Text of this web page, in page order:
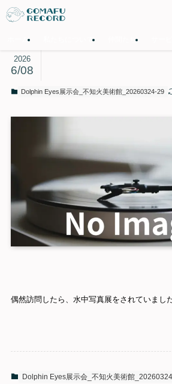
ホーム 私たちについて 仲間たち サー
2026
6/08
Dolphin Eyes展示会_不知火美術館_20260324-29
偶然訪問したら、水中写真展をされていました
Dolphin Eyes展示会_不知火美術館